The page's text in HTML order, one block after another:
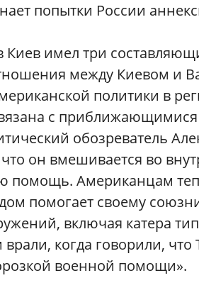
попытки России
Киев имел три
между Киевом и
политики в
с
обозреватель
он вмешивается во
помощь. Американцам
помогает своему
включая катера
когда говорили,
военной помощи».